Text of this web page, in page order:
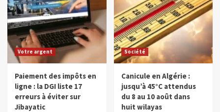
Votre argent
Paiement des impôts en
ligne : la DGI liste 17
erreurs à éviter sur
Jibayatic
Société
Canicule en Algérie :
jusqu’à 45°C attendus
du 8 au 10 août dans
huit wilayas